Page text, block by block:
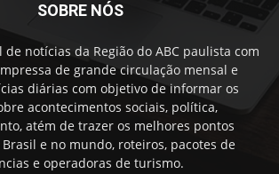
SOBRE NÓS
notícias da Região do ABC paulista com
de grande circulação mensal e
diárias com objetivo de informar os
acontecimentos sociais, política,
atém de trazer os melhores pontos
e no mundo, roteiros, pacotes de
e operadoras de turismo.